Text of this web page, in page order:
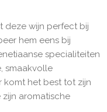
deze wijn perfect bij
hem eens bij
specialiteiten
smaakvolle
komt het best tot zijn
aromatische